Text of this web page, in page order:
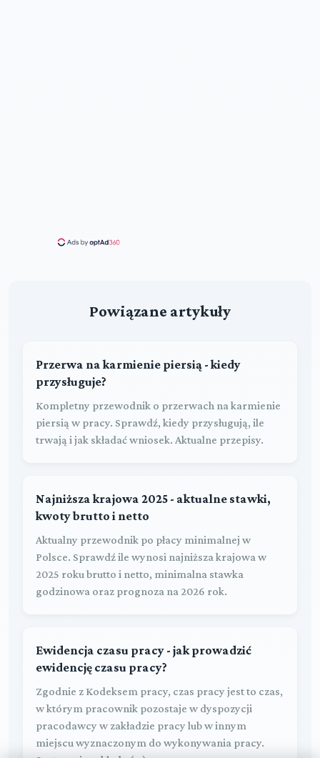
Powiązane artykuły
Przerwa na karmienie piersią - kiedy
przysługuje?
Kompletny przewodnik o przerwach na karmienie
piersią w pracy. Sprawdź, kiedy przysługują, ile
trwają i jak składać wniosek. Aktualne przepisy.
Najniższa krajowa 2025 - aktualne stawki,
kwoty brutto i netto
Aktualny przewodnik po płacy minimalnej w
Polsce. Sprawdź ile wynosi najniższa krajowa w
2025 roku brutto i netto, minimalna stawka
godzinowa oraz prognoza na 2026 rok.
Ewidencja czasu pracy - jak prowadzić
ewidencję czasu pracy?
Zgodnie z Kodeksem pracy, czas pracy jest to czas,
w którym pracownik pozostaje w dyspozycji
pracodawcy w zakładzie pracy lub w innym
miejscu wyznaczonym do wykonywania pracy.